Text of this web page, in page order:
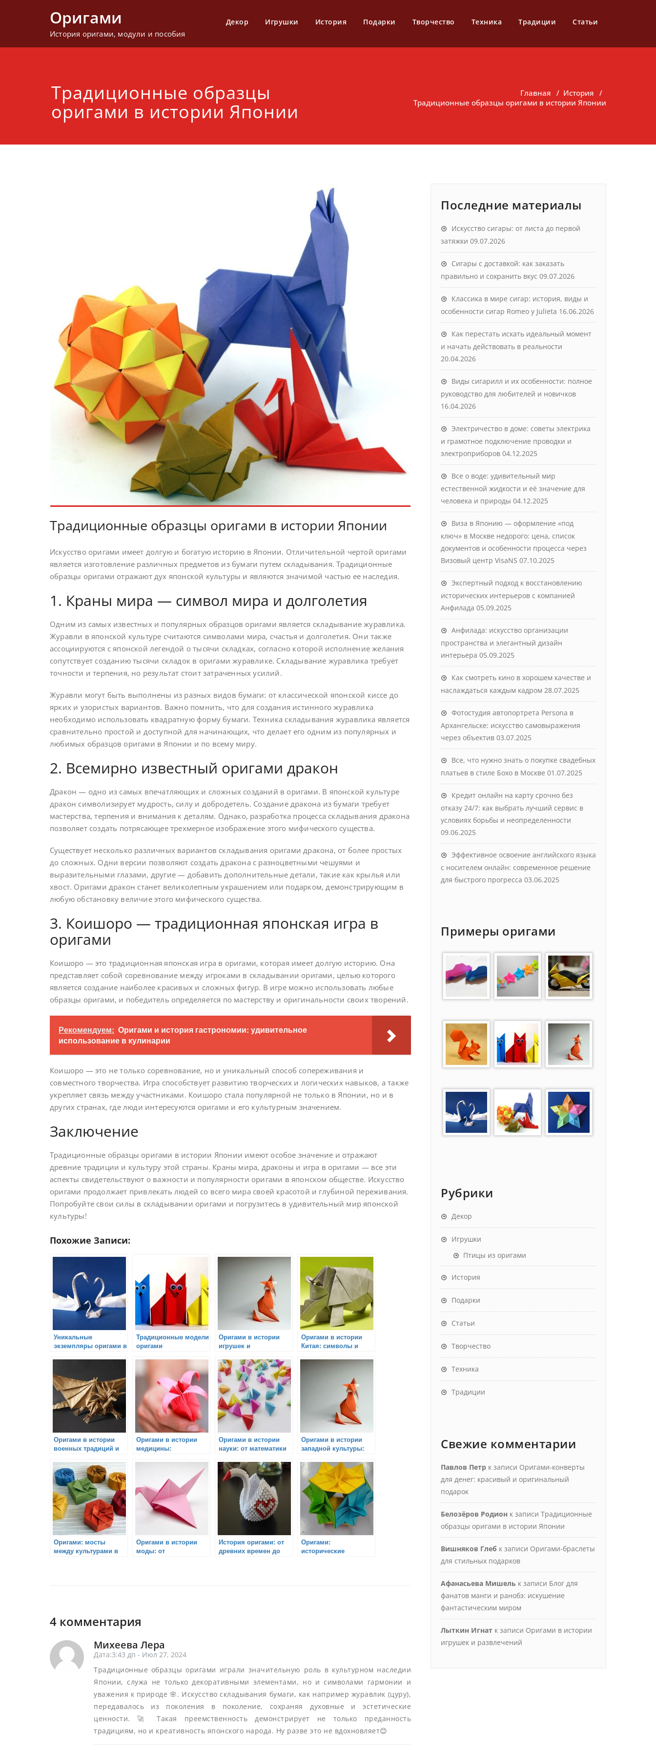
Оригами
История оригами, модули и пособия
Декор Игрушки История Подарки Творчество Техника Традиции Статьи
Традиционные образцы
оригами в истории Японии
Главная / История /
Традиционные образцы оригами в истории Японии
Традиционные образцы оригами в истории Японии
Искусство оригами имеет долгую и богатую историю в Японии. Отличительной чертой оригами
является изготовление различных предметов из бумаги путем складывания. Традиционные
образцы оригами отражают дух японской культуры и являются значимой частью ее наследия.
1. Краны мира — символ мира и долголетия
Одним из самых известных и популярных образцов оригами является складывание журавлика.
Журавли в японской культуре считаются символами мира, счастья и долголетия. Они также
ассоциируются с японской легендой о тысячи складках, согласно которой исполнение желания
сопутствует созданию тысячи складок в оригами журавлике. Складывание журавлика требует
точности и терпения, но результат стоит затраченных усилий.
Журавли могут быть выполнены из разных видов бумаги: от классической японской киссе до
ярких и узористых вариантов. Важно помнить, что для создания истинного журавлика
необходимо использовать квадратную форму бумаги. Техника складывания журавлика является
сравнительно простой и доступной для начинающих, что делает его одним из популярных и
любимых образцов оригами в Японии и по всему миру.
2. Всемирно известный оригами дракон
Дракон — одно из самых впечатляющих и сложных созданий в оригами. В японской культуре
дракон символизирует мудрость, силу и добродетель. Создание дракона из бумаги требует
мастерства, терпения и внимания к деталям. Однако, разработка процесса складывания дракона
позволяет создать потрясающее трехмерное изображение этого мифического существа.
Существует несколько различных вариантов складывания оригами дракона, от более простых
до сложных. Одни версии позволяют создать дракона с разноцветными чешуями и
выразительными глазами, другие — добавить дополнительные детали, такие как крылья или
хвост. Оригами дракон станет великолепным украшением или подарком, демонстрирующим в
любую обстановку величие этого мифического существа.
3. Коишоро — традиционная японская игра в
оригами
Коишоро — это традиционная японская игра в оригами, которая имеет долгую историю. Она
представляет собой соревнование между игроками в складывании оригами, целью которого
является создание наиболее красивых и сложных фигур. В игре можно использовать любые
образцы оригами, и победитель определяется по мастерству и оригинальности своих творений.
Рекомендуем: Оригами и история гастрономии: удивительное
использование в кулинарии
Коишоро — это не только соревнование, но и уникальный способ сопереживания и
совместного творчества. Игра способствует развитию творческих и логических навыков, а также
укрепляет связь между участниками. Коишоро стала популярной не только в Японии, но и в
других странах, где люди интересуются оригами и его культурным значением.
Заключение
Традиционные образцы оригами в истории Японии имеют особое значение и отражают
древние традиции и культуру этой страны. Краны мира, драконы и игра в оригами — все эти
аспекты свидетельствуют о важности и популярности оригами в японском обществе. Искусство
оригами продолжает привлекать людей со всего мира своей красотой и глубиной переживания.
Попробуйте свои силы в складывании оригами и погрузитесь в удивительный мир японской
культуры!
Похожие Записи:
Уникальные
экземпляры оригами в
Традиционные модели
оригами
Оригами в истории
игрушек и
Оригами в истории
Китая: символы и
Оригами в истории
военных традиций и
Оригами в истории
медицины:
Оригами в истории
науки: от математики
Оригами в истории
западной культуры:
Оригами: мосты
между культурами в
Оригами в истории
моды: от
История оригами: от
древних времен до
Оригами:
исторические
4 комментария
Михеева Лера
Дата:3:43 дп - Июл 27, 2024
Традиционные образцы оригами играли значительную роль в культурном наследии
Японии, служа не только декоративными элементами, но и символами гармонии и
уважения к природе 🌸. Искусство складывания бумаги, как например журавлик (цуру),
передавалось из поколения в поколение, сохраняя духовные и эстетические
ценности. 🚀 Такая преемственность демонстрирует не только преданность
традициям, но и креативность японского народа. Ну разве это не вдохновляет😊
Последние материалы
Искусство сигары: от листа до первой
затяжки 09.07.2026
Сигары с доставкой: как заказать
правильно и сохранить вкус 09.07.2026
Классика в мире сигар: история, виды и
особенности сигар Romeo y Julieta 16.06.2026
Как перестать искать идеальный момент
и начать действовать в реальности
20.04.2026
Виды сигарилл и их особенности: полное
руководство для любителей и новичков
16.04.2026
Электричество в доме: советы электрика
и грамотное подключение проводки и
электроприборов 04.12.2025
Все о воде: удивительный мир
естественной жидкости и её значение для
человека и природы 04.12.2025
Виза в Японию — оформление «под
ключ» в Москве недорого: цена, список
документов и особенности процесса через
Визовый центр VisaNS 07.10.2025
Экспертный подход к восстановлению
исторических интерьеров с компанией
Анфилада 05.09.2025
Анфилада: искусство организации
пространства и элегантный дизайн
интерьера 05.09.2025
Как смотреть кино в хорошем качестве и
наслаждаться каждым кадром 28.07.2025
Фотостудия автопортрета Persona в
Архангельске: искусство самовыражения
через объектив 03.07.2025
Все, что нужно знать о покупке свадебных
платьев в стиле Бохо в Москве 01.07.2025
Кредит онлайн на карту срочно без
отказу 24/7: как выбрать лучший сервис в
условиях борьбы и неопределенности
09.06.2025
Эффективное освоение английского языка
с носителем онлайн: современное решение
для быстрого прогресса 03.06.2025
Примеры оригами
Рубрики
Декор
Игрушки
Птицы из оригами
История
Подарки
Статьи
Творчество
Техника
Традиции
Свежие комментарии
Павлов Петр к записи Оригами-конверты
для денег: красивый и оригинальный
подарок
Белозёров Родион к записи Традиционные
образцы оригами в истории Японии
Вишняков Глеб к записи Оригами-браслеты
для стильных подарков
Афанасьева Мишель к записи Блог для
фанатов манги и ранобэ: искушение
фантастическим миром
Лыткин Игнат к записи Оригами в истории
игрушек и развлечений